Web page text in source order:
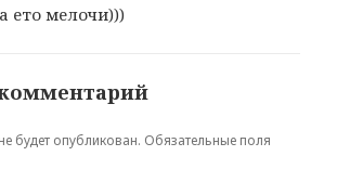
ето мелочи)))
будет опубликован. Обязательные поля